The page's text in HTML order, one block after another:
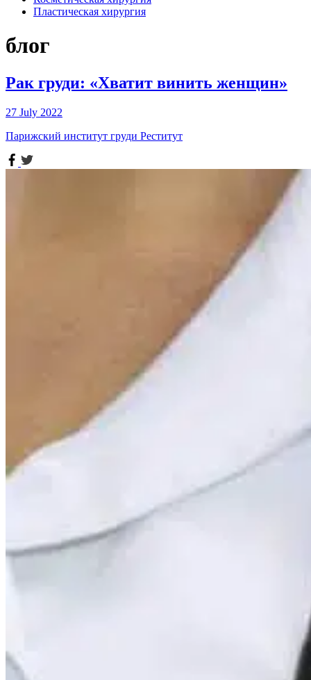
Пластическая хирургия
блог
Рак груди: «Хватит винить женщин»
27 July 2022
Парижский институт груди Реститут